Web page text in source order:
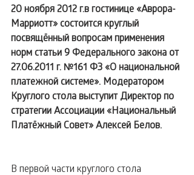
20 ноября 2012 г.в гостинице «Аврора-
Марриотт» состоится круглый
посвящённый вопросам применения
норм статьи 9 Федерального закона от
27.06.2011 г. №161 ФЗ «О национальной
платежной системе». Модератором
Круглого стола выступит Директор по
стратегии Ассоциации «Национальный
Платёжный Совет» Алексей Белов.
В первой части круглого стола